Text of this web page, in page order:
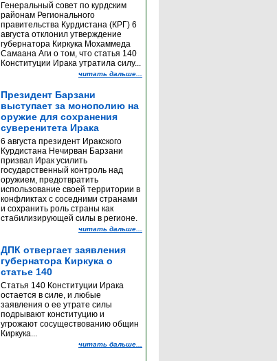
Генеральный совет по курдским
районам Регионального
правительства Курдистана (КРГ) 6
августа отклонил утверждение
губернатора Киркука Мохаммеда
Самаана Аги о том, что статья 140
Конституции Ирака утратила силу...
читать дальше...
Президент Барзани
выступает за монополию на
оружие для сохранения
суверенитета Ирака
6 августа президент Иракского
Курдистана Нечирван Барзани
призвал Ирак усилить
государственный контроль над
оружием, предотвратить
использование своей территории в
конфликтах с соседними странами
и сохранить роль страны как
стабилизирующей силы в регионе.
читать дальше...
ДПК отвергает заявления
губернатора Киркука о
статье 140
Статья 140 Конституции Ирака
остается в силе, и любые
заявления о ее утрате силы
подрывают конституцию и
угрожают сосуществованию общин
Киркука...
читать дальше...